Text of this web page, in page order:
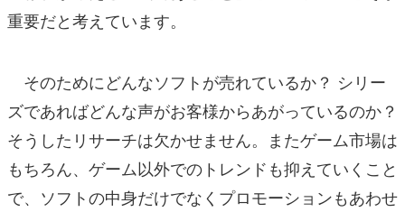
重要だと考えています。
そのためにどんなソフトが売れているか？ シリー
ズであればどんな声がお客様からあがっているのか？
そうしたリサーチは欠かせません。またゲーム市場は
もちろん、ゲーム以外でのトレンドも抑えていくこと
で、ソフトの中身だけでなくプロモーションもあわせ